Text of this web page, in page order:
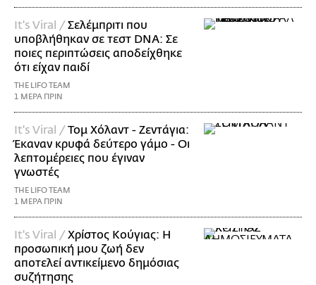
It's Viral /Σελέμπριτι που
υποβλήθηκαν σε τεστ DNA: Σε
ποιες περιπτώσεις αποδείχθηκε
ότι είχαν παιδί
THE LIFO TEAM
1 ΜΕΡΑ ΠΡΙΝ
It's Viral /Τομ Χόλαντ - Ζεντάγια:
Έκαναν κρυφά δεύτερο γάμο - Οι
λεπτομέρειες που έγιναν
γνωστές
THE LIFO TEAM
1 ΜΕΡΑ ΠΡΙΝ
It's Viral /Χρίστος Κούγιας: Η
προσωπική μου ζωή δεν
αποτελεί αντικείμενο δημόσιας
συζήτησης